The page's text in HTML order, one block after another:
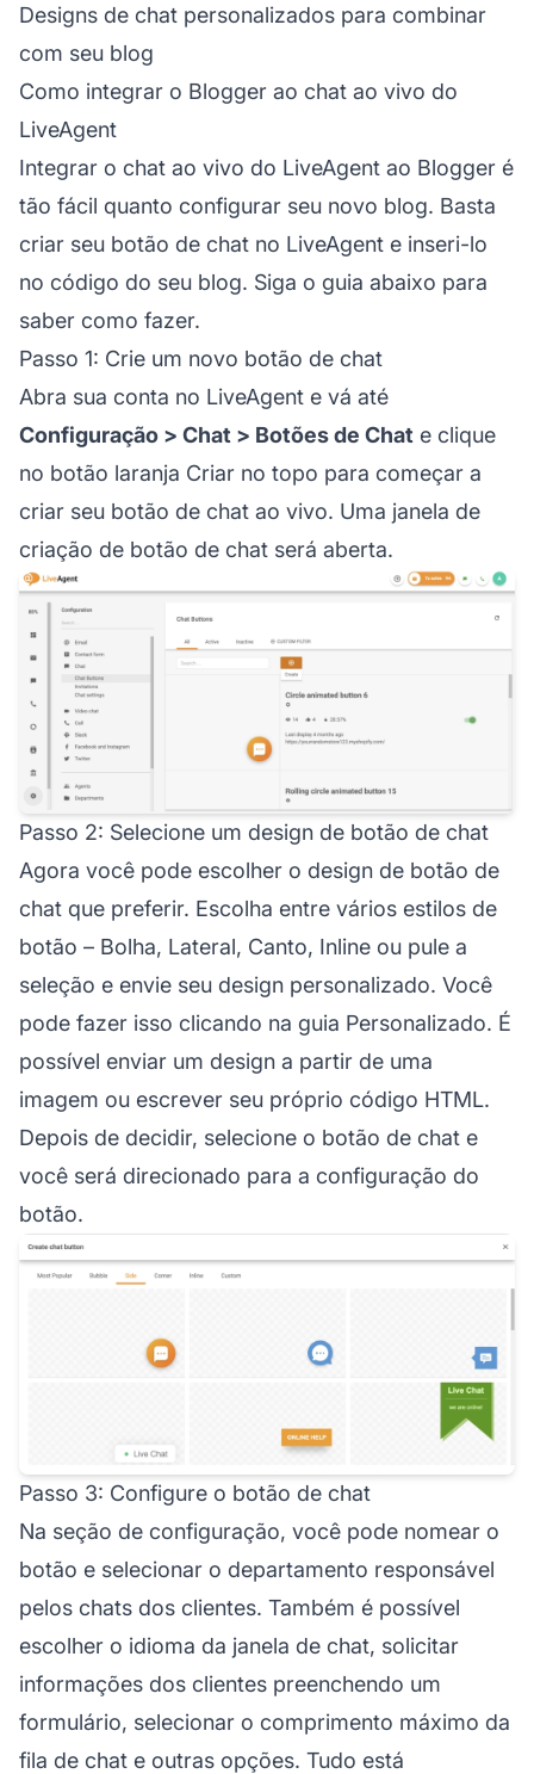
Designs de chat personalizados para combinar
com seu blog
Como integrar o Blogger ao chat ao vivo do
LiveAgent
Integrar o chat ao vivo do LiveAgent ao Blogger é
tão fácil quanto configurar seu novo blog. Basta
criar seu botão de chat no LiveAgent e inseri-lo
no código do seu blog. Siga o guia abaixo para
saber como fazer.
Passo 1: Crie um novo botão de chat
Abra sua conta no LiveAgent e vá até
Configuração > Chat > Botões de Chat e clique
no botão laranja Criar no topo para começar a
criar seu botão de chat ao vivo. Uma janela de
criação de botão de chat será aberta.
Passo 2: Selecione um design de botão de chat
Agora você pode escolher o design de botão de
chat que preferir. Escolha entre vários estilos de
botão – Bolha, Lateral, Canto, Inline ou pule a
seleção e envie seu design personalizado. Você
pode fazer isso clicando na guia Personalizado. É
possível enviar um design a partir de uma
imagem ou escrever seu próprio código HTML.
Depois de decidir, selecione o botão de chat e
você será direcionado para a configuração do
botão.
Passo 3: Configure o botão de chat
Na seção de configuração, você pode nomear o
botão e selecionar o departamento responsável
pelos chats dos clientes. Também é possível
escolher o idioma da janela de chat, solicitar
informações dos clientes preenchendo um
formulário, selecionar o comprimento máximo da
fila de chat e outras opções. Tudo está